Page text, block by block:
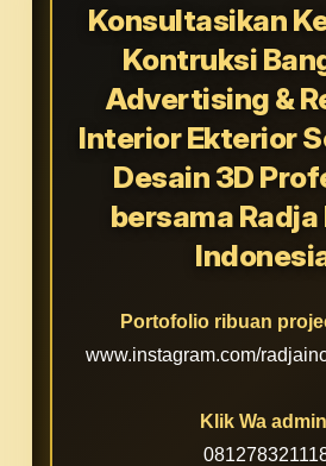
Konsultasikan
Kontruksi
Advertising &
Interior Ekterior
Desain 3D
bersama
Portofolio ribuan
www.instagram.com/
Klik Wa